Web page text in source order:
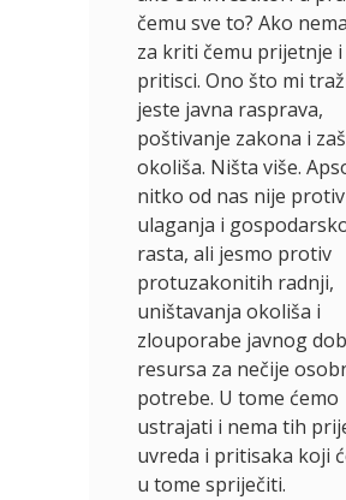
čemu sve to? Ako
za kriti čemu prijetnje i
pritisci. Ono što mi
jeste javna rasprava,
poštivanje zakona i
okoliša. Ništa više.
nitko od nas nije protiv
ulaganja i
rasta, ali jesmo protiv
protuzakonitih radnji,
uništavanja okoliša i
zlouporabe javnog
resursa za nečije
potrebe. U tome ćemo
ustrajati i nema tih
uvreda i pritisaka koji
u tome spriječiti.